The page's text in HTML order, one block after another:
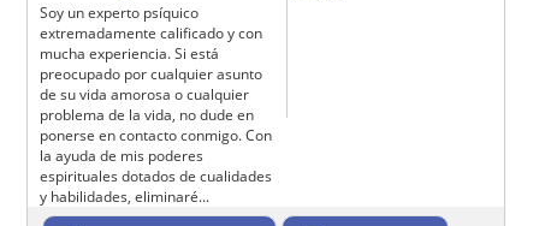
Soy un experto psíquico
extremadamente calificado y con
mucha experiencia. Si está
preocupado por cualquier asunto
de su vida amorosa o cualquier
problema de la vida, no dude en
ponerse en contacto conmigo. Con
la ayuda de mis poderes
espirituales dotados de cualidades
y habilidades, eliminaré...